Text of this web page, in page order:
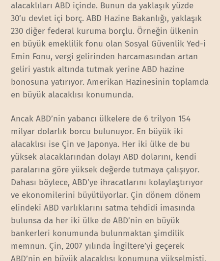
alacaklıları ABD içinde. Bunun da yaklaşık yüzde
30’u devlet içi borç. ABD Hazine Bakanlığı, yaklaşık
230 diğer federal kuruma borçlu. Örneğin ülkenin
en büyük emeklilik fonu olan Sosyal Güvenlik Yed-i
Emin Fonu, vergi gelirinden harcamasından artan
geliri yastık altında tutmak yerine ABD hazine
bonosuna yatırıyor. Amerikan Hazinesinin toplamda
en büyük alacaklısı konumunda.
Ancak ABD’nin yabancı ülkelere de 6 trilyon 154
milyar dolarlık borcu bulunuyor. En büyük iki
alacaklısı ise Çin ve Japonya. Her iki ülke de bu
yüksek alacaklarından dolayı ABD dolarını, kendi
paralarına göre yüksek değerde tutmaya çalışıyor.
Dahası böylece, ABD’ye ihracatlarını kolaylaştırıyor
ve ekonomilerini büyütüyorlar. Çin dönem dönem
elindeki ABD varlıklarını satma tehdidi imasında
bulunsa da her iki ülke de ABD’nin en büyük
bankerleri konumunda bulunmaktan şimdilik
memnun. Çin, 2007 yılında İngiltere’yi geçerek
ABD’nin en büyük alacaklısı konumuna yükselmişti.